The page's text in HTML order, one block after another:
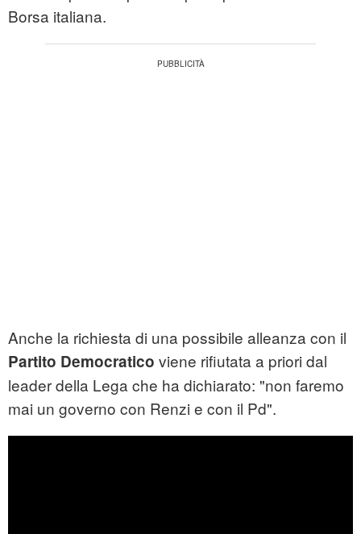
Borsa italiana.
Anche la richiesta di una possibile alleanza con il
Partito Democratico viene rifiutata a priori dal
leader della Lega che ha dichiarato: "non faremo
mai un governo con Renzi e con il Pd".